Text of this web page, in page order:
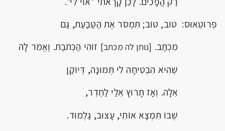
פְּרוֹטֵאוּס: טוֹב, טוֹב; תִּמְסֹר אֶת הַטַּבַּעַת, גַּם
מִכְתָּב. [נותן לה מכתב] זוֹהִי הַכְּתֹבֶת. וֶאֱמֹר לָהּ
שֶׁהִיא הִבְטִיחָה לִי תְּמוּנָה, דְּיוֹקַן
אֵלָה. וְאָז תָּרוּץ אֵלַי לַחֶדֶר,
שֶׁבּוֹ תִּמְצָא אוֹתִי, עָצוּב, גַּלְמוּד.